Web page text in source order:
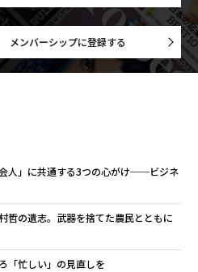
メンバーシップに登録する
人」に共通する3つの心がけ──ビジネ
哲の遺志。武器を捨てた農民とともに
「忙しい」の見直しを